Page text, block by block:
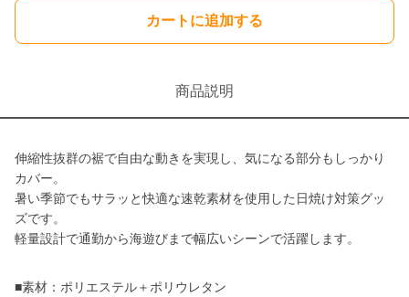
カートに追加する
商品説明
伸縮性抜群の裾で自由な動きを実現し、気になる部分もしっかり
カバー。
暑い季節でもサラッと快適な速乾素材を使用した日焼け対策グッ
ズです。
軽量設計で通勤から海遊びまで幅広いシーンで活躍します。
■素材：ポリエステル＋ポリウレタン